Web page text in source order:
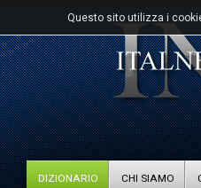
Questo sito utilizza i
DIZIONARIO CHI SIAMO